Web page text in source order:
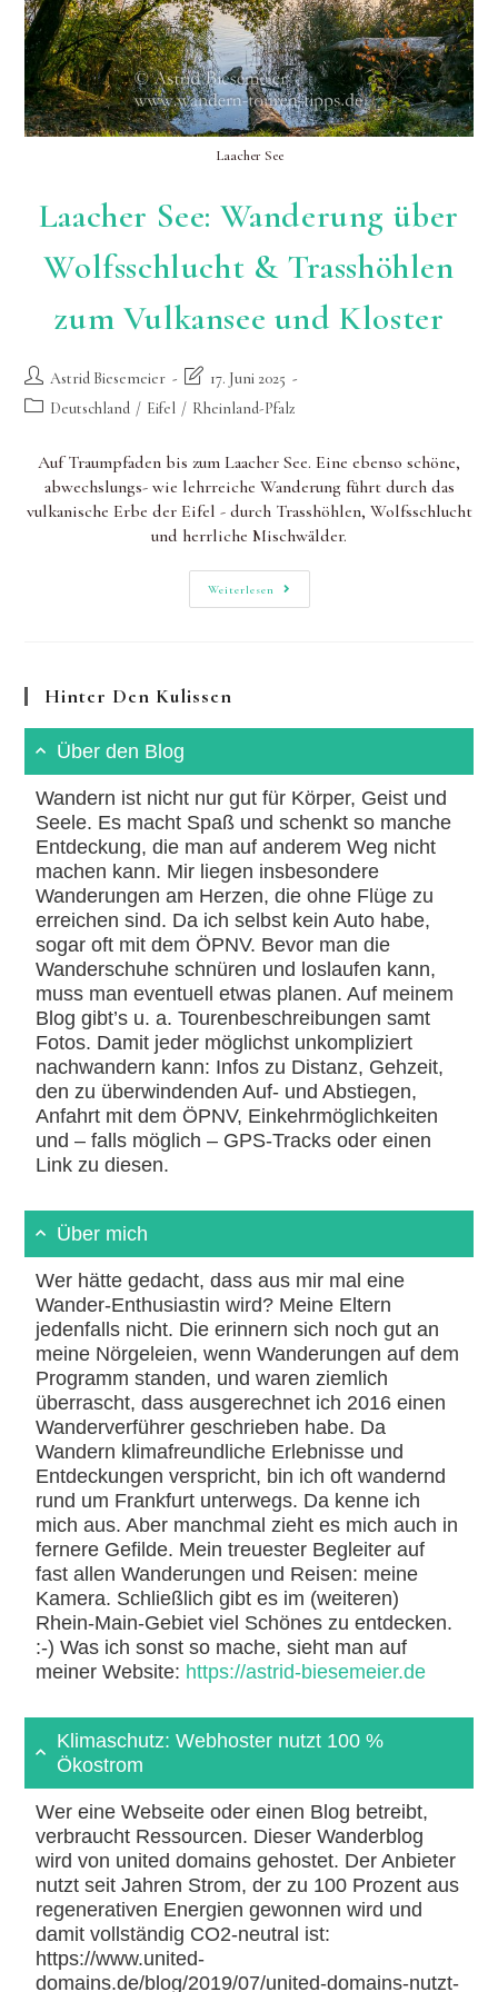
Laacher See
Laacher See: Wanderung über
Wolfsschlucht & Trasshöhlen
zum Vulkansee und Kloster
Beitrags-
Autor:
Astrid Biesemeier
Beitrag
zuletzt
17. Juni 2025
Beitrags-Deutschland / Eifel / Rheinland-Pfalz
Auf Traumpfaden bis zum Laacher See. Eine ebenso schöne,
abwechslungs- wie lehrreiche Wanderung führt durch das
vulkanische Erbe der Eifel - durch Trasshöhlen, Wolfsschlucht
und herrliche Mischwälder.
Weiterlesen
Laacher
See:
Und
Hinter Den Kulissen
Über den Blog
Wandern ist nicht nur gut für Körper, Geist und
Seele. Es macht Spaß und schenkt so manche
Entdeckung, die man auf anderem Weg nicht
machen kann. Mir liegen insbesondere
Wanderungen am Herzen, die ohne Flüge zu
erreichen sind. Da ich selbst kein Auto habe,
sogar oft mit dem ÖPNV. Bevor man die
Wanderschuhe schnüren und loslaufen kann,
muss man eventuell etwas planen. Auf meinem
Blog gibt’s u. a. Tourenbeschreibungen samt
Fotos. Damit jeder möglichst unkompliziert
nachwandern kann: Infos zu Distanz, Gehzeit,
den zu überwindenden Auf- und Abstiegen,
Anfahrt mit dem ÖPNV, Einkehrmöglichkeiten
und – falls möglich – GPS-Tracks oder einen
Link zu diesen.
Über mich
Wer hätte gedacht, dass aus mir mal eine
Wander-Enthusiastin wird? Meine Eltern
jedenfalls nicht. Die erinnern sich noch gut an
meine Nörgeleien, wenn Wanderungen auf dem
Programm standen, und waren ziemlich
überrascht, dass ausgerechnet ich 2016 einen
Wanderverführer geschrieben habe. Da
Wandern klimafreundliche Erlebnisse und
Entdeckungen verspricht, bin ich oft wandernd
rund um Frankfurt unterwegs. Da kenne ich
mich aus. Aber manchmal zieht es mich auch in
fernere Gefilde. Mein treuester Begleiter auf
fast allen Wanderungen und Reisen: meine
Kamera. Schließlich gibt es im (weiteren)
Rhein-Main-Gebiet viel Schönes zu entdecken.
:-) Was ich sonst so mache, sieht man auf
meiner Website: https://astrid-biesemeier.de
Klimaschutz: Webhoster nutzt 100 %
Ökostrom
Wer eine Webseite oder einen Blog betreibt,
verbraucht Ressourcen. Dieser Wanderblog
wird von united domains gehostet. Der Anbieter
nutzt seit Jahren Strom, der zu 100 Prozent aus
regenerativen Energien gewonnen wird und
damit vollständig CO2-neutral ist:
https://www.united-
domains.de/blog/2019/07/united-domains-nutzt-